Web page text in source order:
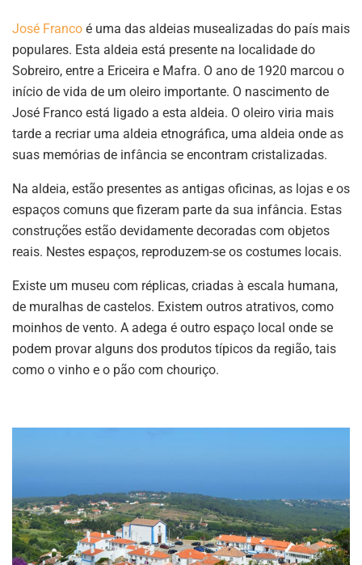
José Franco é uma das aldeias musealizadas do país mais
populares. Esta aldeia está presente na localidade do
Sobreiro, entre a Ericeira e Mafra. O ano de 1920 marcou o
início de vida de um oleiro importante. O nascimento de
José Franco está ligado a esta aldeia. O oleiro viria mais
tarde a recriar uma aldeia etnográfica, uma aldeia onde as
suas memórias de infância se encontram cristalizadas.
Na aldeia, estão presentes as antigas oficinas, as lojas e os
espaços comuns que fizeram parte da sua infância. Estas
construções estão devidamente decoradas com objetos
reais. Nestes espaços, reproduzem-se os costumes locais.
Existe um museu com réplicas, criadas à escala humana,
de muralhas de castelos. Existem outros atrativos, como
moinhos de vento. A adega é outro espaço local onde se
podem provar alguns dos produtos típicos da região, tais
como o vinho e o pão com chouriço.